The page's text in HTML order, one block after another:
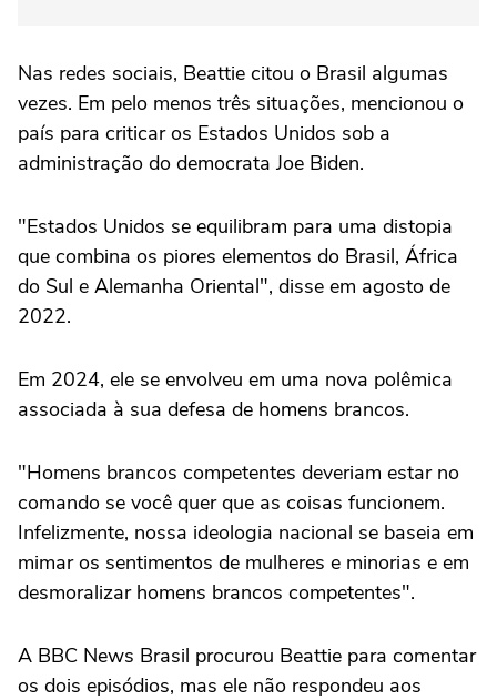
Nas redes sociais, Beattie citou o Brasil algumas
vezes. Em pelo menos três situações, mencionou o
país para criticar os Estados Unidos sob a
administração do democrata Joe Biden.
"Estados Unidos se equilibram para uma distopia
que combina os piores elementos do Brasil, África
do Sul e Alemanha Oriental", disse em agosto de
2022.
Em 2024, ele se envolveu em uma nova polêmica
associada à sua defesa de homens brancos.
"Homens brancos competentes deveriam estar no
comando se você quer que as coisas funcionem.
Infelizmente, nossa ideologia nacional se baseia em
mimar os sentimentos de mulheres e minorias e em
desmoralizar homens brancos competentes".
A BBC News Brasil procurou Beattie para comentar
os dois episódios, mas ele não respondeu aos